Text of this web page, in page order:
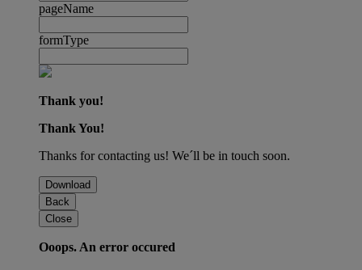
pageName
formType
Thank you!
Thank You!
Thanks for contacting us! We´ll be in touch soon.
Download
Back
Close
Ooops. An error occured